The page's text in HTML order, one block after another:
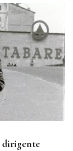
dirigente